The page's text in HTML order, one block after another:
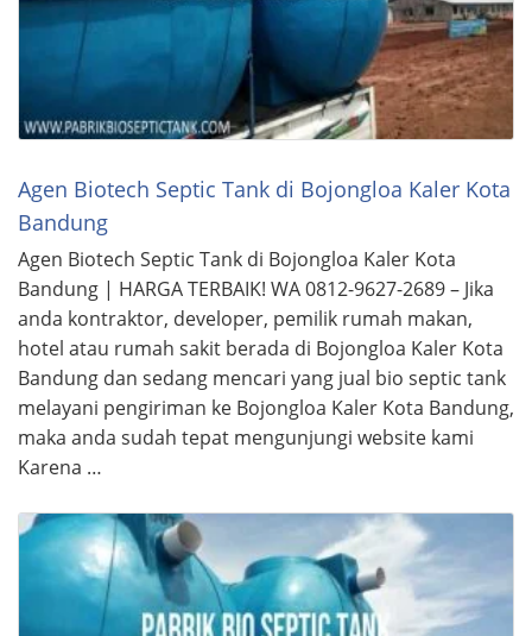
Agen Biotech Septic Tank di Bojongloa Kaler Kota
Bandung
Agen Biotech Septic Tank di Bojongloa Kaler Kota
Bandung | HARGA TERBAIK! WA 0812-9627-2689 – Jika
anda kontraktor, developer, pemilik rumah makan,
hotel atau rumah sakit berada di Bojongloa Kaler Kota
Bandung dan sedang mencari yang jual bio septic tank
melayani pengiriman ke Bojongloa Kaler Kota Bandung,
maka anda sudah tepat mengunjungi website kami
Karena …